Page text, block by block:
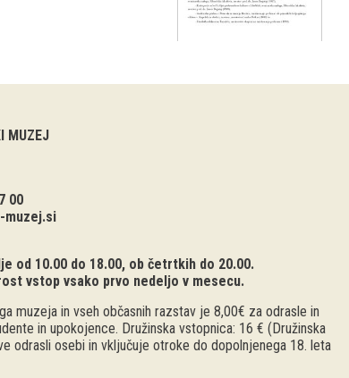
MUZEJ
00
muzej.si
od 10.00 do 18.00, ob četrtkih do 20.00.
vstop vsako prvo nedeljo v mesecu.
muzeja in vseh občasnih razstav je 8,00€ za odrasle in
in upokojence. Družinska vstopnica: 16 € (Družinska
odrasli osebi in vključuje otroke do dopolnjenega 18. leta